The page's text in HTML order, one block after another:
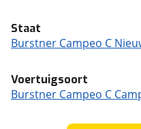
Staat
Burstner Campeo C
Voertuigsoort
Burstner Campeo C